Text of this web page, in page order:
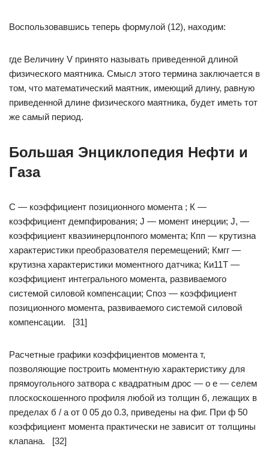
Воспользовавшись теперь формулой (12), находим:
где Величину V принято называть приведенной длиной
физического маятника. Смысл этого термина заключается в
том, что математический маятник, имеющий длину, равную
приведенной длине физического маятника, будет иметь тот
же самый период.
Большая Энциклопедия Нефти и
Газа
С — коэффициент позиционного момента ; К —
коэффициент демпфирования; J — момент инерции; J, —
коэффициент квазиинерцпонпого момента; Кпп — крутизна
характеристики преобразователя перемещений; Кмгг —
крутизна характеристики моментного датчика; Ки11Т —
коэффициент интегрального момента, развиваемого
системой силовой компенсации; Споз — коэффициент
позиционного момента, развиваемого системой силовой
компенсации. [31]
Расчетные графики коэффициентов момента т,
позволяющие построить моментную характеристику для
прямоугольного затвора с квадратным дрос — о е — селем
плоскоскошенного профиля любой из толщин б, лежащих в
пределах б / а от 0 05 до 0.3, приведены на фиг. При ф 50
коэффициент момента практически не зависит от толщины
клапана. [32]